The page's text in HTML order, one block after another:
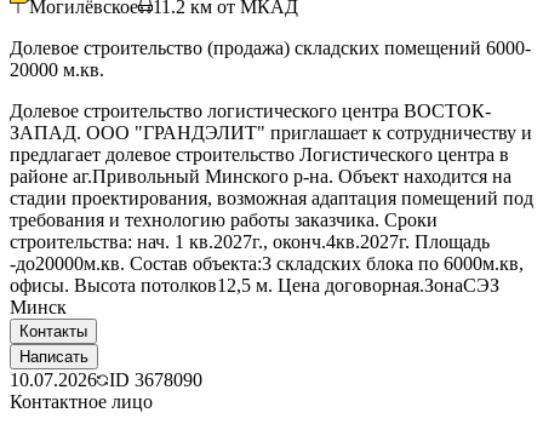
Могилёвское 11.2 км от МКАД
Долевое строительство (продажа) складских помещений 6000-
20000 м.кв.
Долевое строительство логистического центра ВОСТОК-
ЗАПАД. ООО "ГРАНДЭЛИТ" приглашает к сотрудничеству и
предлагает долевое строительство Логистического центра в
районе аг.Привольный Минского р-на. Объект находится на
стадии проектирования, возможная адаптация помещений под
требования и технологию работы заказчика. Сроки
строительства: нач. 1 кв.2027г., оконч.4кв.2027г. Площадь
-до20000м.кв. Состав объекта:3 складских блока по 6000м.кв,
офисы. Высота потолков12,5 м. Цена договорная.ЗонаСЭЗ
Минск
Контакты
Написать
10.07.2026 ID 3678090
Контактное лицо